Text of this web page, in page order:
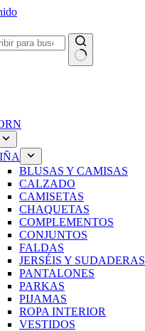
BLUSAS Y CAMISAS
CALZADO
CAMISETAS
CHAQUETAS
COMPLEMENTOS
CONJUNTOS
FALDAS
JERSÉIS Y SUDADERAS
PANTALONES
PARKAS
PIJAMAS
ROPA INTERIOR
VESTIDOS